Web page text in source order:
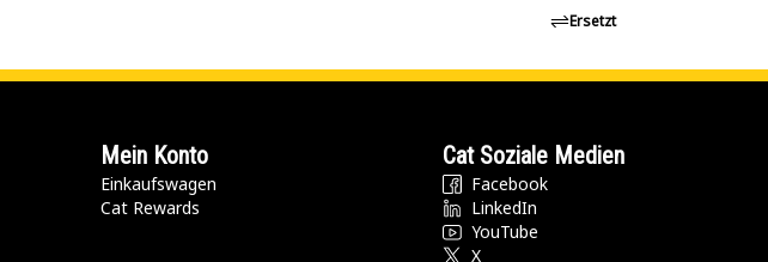
Ersetzt
Mein Konto
Einkaufswagen
Cat Rewards
Cat Soziale Medien
Facebook
LinkedIn
YouTube
X